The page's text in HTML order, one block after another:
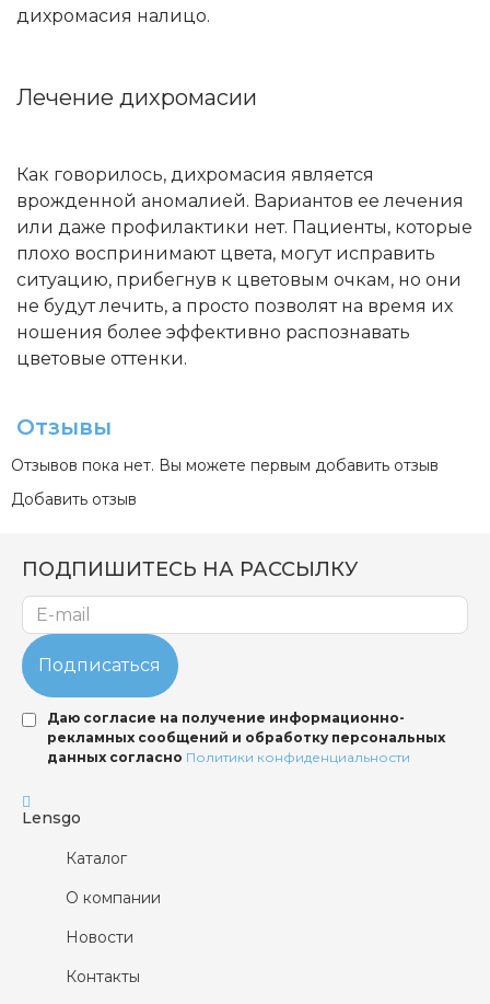
дихромасия налицо.
Лечение дихромасии
Как говорилось, дихромасия является
врожденной аномалией. Вариантов ее лечения
или даже профилактики нет. Пациенты, которые
плохо воспринимают цвета, могут исправить
ситуацию, прибегнув к цветовым очкам, но они
не будут лечить, а просто позволят на время их
ношения более эффективно распознавать
цветовые оттенки.
Отзывы
Отзывов пока нет. Вы можете первым добавить отзыв
Добавить отзыв
ПОДПИШИТЕСЬ НА РАССЫЛКУ
Подписаться
Даю согласие на получение информационно-
рекламных сообщений и обработку персональных
данных согласно Политики конфиденциальности
Lensgo
Каталог
О компании
Новости
Контакты